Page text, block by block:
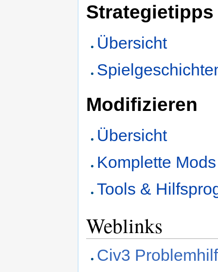
Strategietipps
Übersicht
Modifizieren
Übersicht
Komplette
Tools &
Weblinks
Civ3